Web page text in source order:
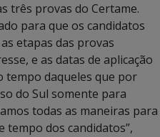
três provas do Certame.
para que os candidatos
etapas das provas
e as datas de aplicação
tempo daqueles que por
do Sul somente para
todas as maneiras para
tempo dos candidatos”,